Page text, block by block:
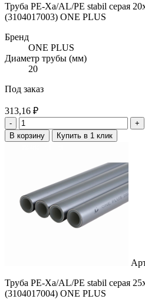
Труба PE-Xa/AL/PE stabil серая
(3104017003) ONE PLUS
Бренд
ONE PLUS
Диаметр трубы (мм)
20
Под заказ
313,16 ₽
- +
В корзину Купить в 1 клик
Труба PE-Xa/AL/PE stabil серая
(3104017004) ONE PLUS